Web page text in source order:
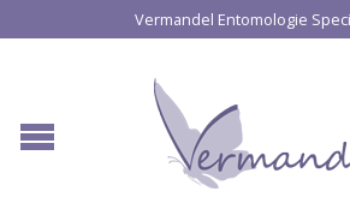
Vermandel Entomologie